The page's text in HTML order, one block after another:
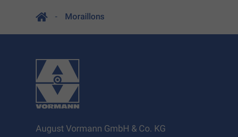
Moraillons
August Vormann GmbH & Co. KG